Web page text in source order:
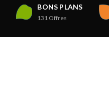
BONS PLANS
131 Offres